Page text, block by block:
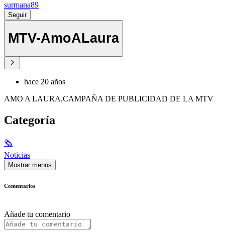
surmana89
Seguir
MTV-AmoALaura
hace 20 años
AMO A LAURA,CAMPAÑA DE PUBLICIDAD DE LA MTV
Categoría
🗞
Noticias
Mostrar menos
Comentarios
Añade tu comentario